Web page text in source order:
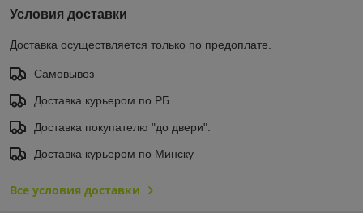
Условия доставки
Доставка осуществляется только по предоплате.
Самовывоз
Доставка курьером по РБ
Доставка покупателю "до двери".
Доставка курьером по Минску
Все условия доставки